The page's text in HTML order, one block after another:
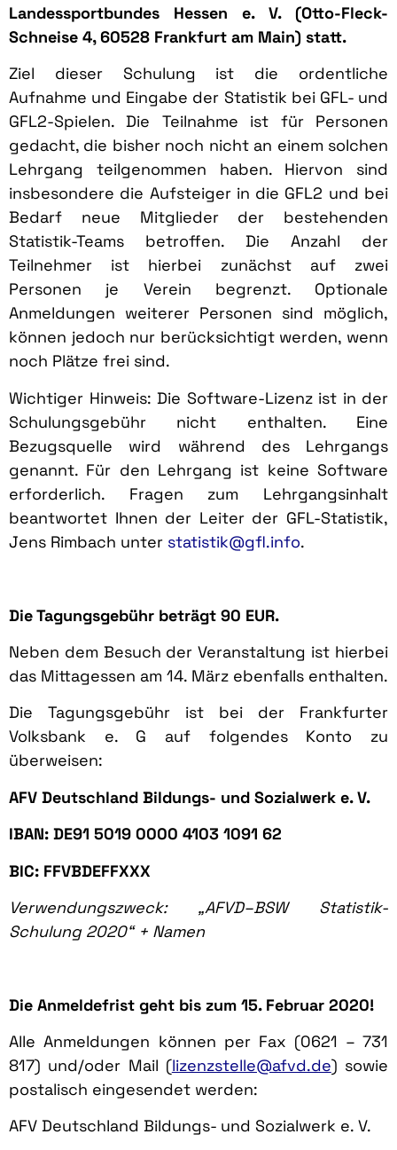
Landessportbundes Hessen e. V. (Otto-Fleck-
Schneise 4, 60528 Frankfurt am Main) statt.
Ziel dieser Schulung ist die ordentliche
Aufnahme und Eingabe der Statistik bei GFL- und
GFL2-Spielen. Die Teilnahme ist für Personen
gedacht, die bisher noch nicht an einem solchen
Lehrgang teilgenommen haben. Hiervon sind
insbesondere die Aufsteiger in die GFL2 und bei
Bedarf neue Mitglieder der bestehenden
Statistik-Teams betroffen. Die Anzahl der
Teilnehmer ist hierbei zunächst auf zwei
Personen je Verein begrenzt. Optionale
Anmeldungen weiterer Personen sind möglich,
können jedoch nur berücksichtigt werden, wenn
noch Plätze frei sind.
Wichtiger Hinweis: Die Software-Lizenz ist in der
Schulungsgebühr nicht enthalten. Eine
Bezugsquelle wird während des Lehrgangs
genannt. Für den Lehrgang ist keine Software
erforderlich. Fragen zum Lehrgangsinhalt
beantwortet Ihnen der Leiter der GFL-Statistik,
Jens Rimbach unter statistik@gfl.info.
Die Tagungsgebühr beträgt 90 EUR.
Neben dem Besuch der Veranstaltung ist hierbei
das Mittagessen am 14. März ebenfalls enthalten.
Die Tagungsgebühr ist bei der Frankfurter
Volksbank e. G auf folgendes Konto zu
überweisen:
AFV Deutschland Bildungs- und Sozialwerk e. V.
IBAN: DE91 5019 0000 4103 1091 62
BIC: FFVBDEFFXXX
Verwendungszweck: „AFVD–BSW Statistik-
Schulung 2020“ + Namen
Die Anmeldefrist geht bis zum 15. Februar 2020!
Alle Anmeldungen können per Fax (0621 – 731
817) und/oder Mail (lizenzstelle@afvd.de) sowie
postalisch eingesendet werden:
AFV Deutschland Bildungs- und Sozialwerk e. V.